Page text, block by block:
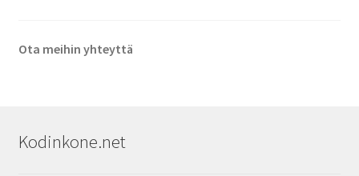
Ota meihin yhteyttä
Kodinkone.net